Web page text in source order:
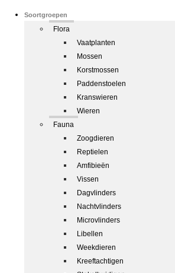
Soortgroepen
Flora
Vaatplanten
Mossen
Korstmossen
Paddenstoelen
Kranswieren
Wieren
Fauna
Zoogdieren
Reptielen
Amfibieën
Vissen
Dagvlinders
Nachtvlinders
Microvlinders
Libellen
Weekdieren
Kreeftachtigen